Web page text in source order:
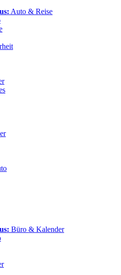
Auto & Reise
Büro & Kalender